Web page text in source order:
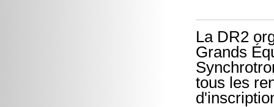
La DR2
Grands
tous les